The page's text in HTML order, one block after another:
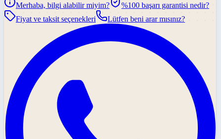
Merhaba, bilgi alabilir miyim?
%100 başarı garantisi nedir?
Fiyat ve taksit seçenekleri
Lütfen beni arar mısınız?